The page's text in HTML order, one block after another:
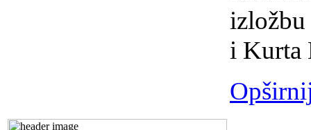
izložbu
i Kurta